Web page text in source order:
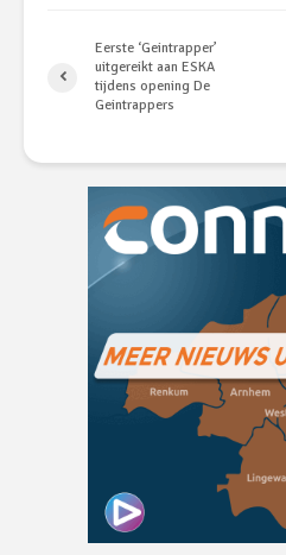
Eerste ‘Geintrapper’
uitgereikt aan ESKA
tijdens opening De
Geintrappers